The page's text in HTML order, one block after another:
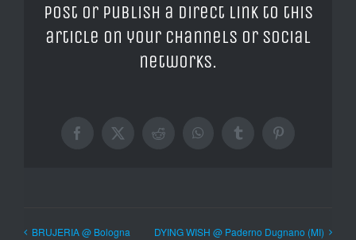
post or publish a direct link to this
article on your channels or social
networks.
Facebook
X RedditWhatsAppTumblrPinterest
BRUJERIA @ Bologna DYING WISH @ Paderno Dugnano (MI)